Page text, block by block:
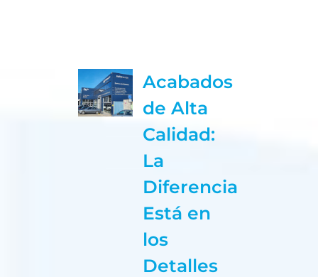
Acabados
de Alta
Calidad:
La
Diferencia
Está en
los
Detalles